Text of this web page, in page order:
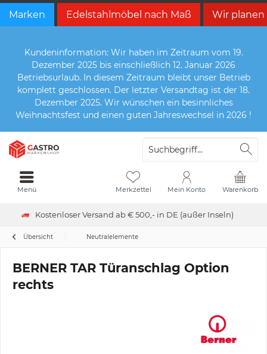
Marken Edelstahlmöbel nach Maß Wir planen
Kundeninformation: Wir haben im Zeitraum vom 19.
Dezember 2025 bis einschließlich 12. Januar 2026
Betriebsurlaub. In diesem Zeitraum bleibt unser Betrieb
komplett geschlossen. Der letzter Versandtag ist der 18.
Dezember 2025. Wir wünschen ein besinnliches
Weihnachtsfest und einen guten Jahreswechsel in 2026 !
Kostenloser Versand ab € 500,- in DE (außer Inseln)
Warenkorb
Merkzettel Mein Konto
Menü
Übersicht Neutralelemente
BERNER TAR Türanschlag Option
rechts